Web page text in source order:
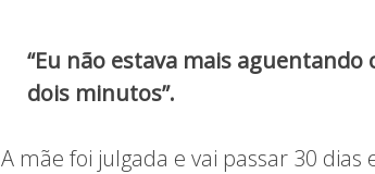
“Eu não estava mais
dois minutos”.
A mãe foi julgada e vai passar 30